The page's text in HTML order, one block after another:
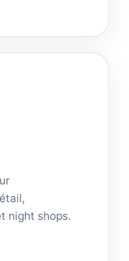
night shops.